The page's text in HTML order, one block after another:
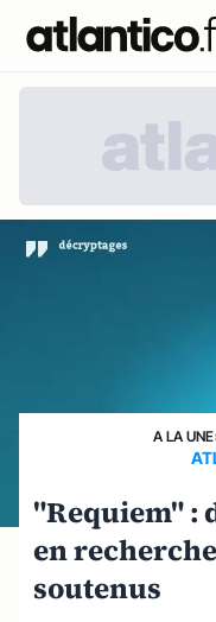
A LA UNE
"Requiem" :
en
soutenus